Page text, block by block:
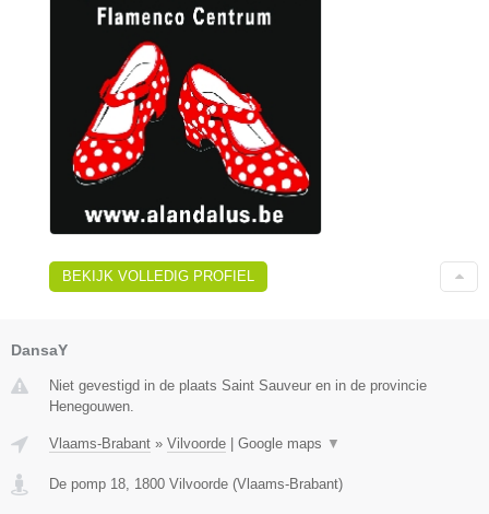
BEKIJK VOLLEDIG PROFIEL
DansaY
Niet gevestigd in de plaats Saint Sauveur en in de provincie
Henegouwen.
Vlaams-Brabant » Vilvoorde | Google maps ▼
De pomp 18 1800 Vilvoorde (Vlaams-Brabant)